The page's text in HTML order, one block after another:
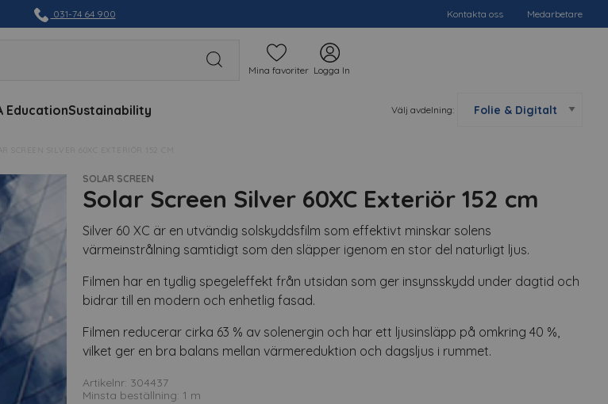
Kontakta oss Medarbetare
031-74 64 900
Mina favoriter Logga In
EducationSustainability Välj avdelning:
SCREEN SILVER 60XC EXTERIÖR 152 CM
SOLAR SCREEN
Solar Screen Silver 60XC Exteriör 152 cm
Silver 60 XC är en utvändig solskyddsfilm som effektivt minskar solens
värmeinstrålning samtidigt som den släpper igenom en stor del naturligt ljus.
Filmen har en tydlig spegeleffekt från utsidan som ger insynsskydd under dagtid och
bidrar till en modern och enhetlig fasad.
Filmen reducerar cirka 63 % av solenergin och har ett ljusinsläpp på omkring 40 %,
vilket ger en bra balans mellan värmereduktion och dagsljus i rummet.
Artikelnr: 304437
Minsta beställning: 1 m